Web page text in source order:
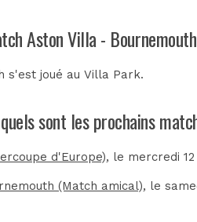
Aston Villa -
s'est joué auVilla Park.
sont les prochains
d'Europe), le mercredi 12
(Match amical), le